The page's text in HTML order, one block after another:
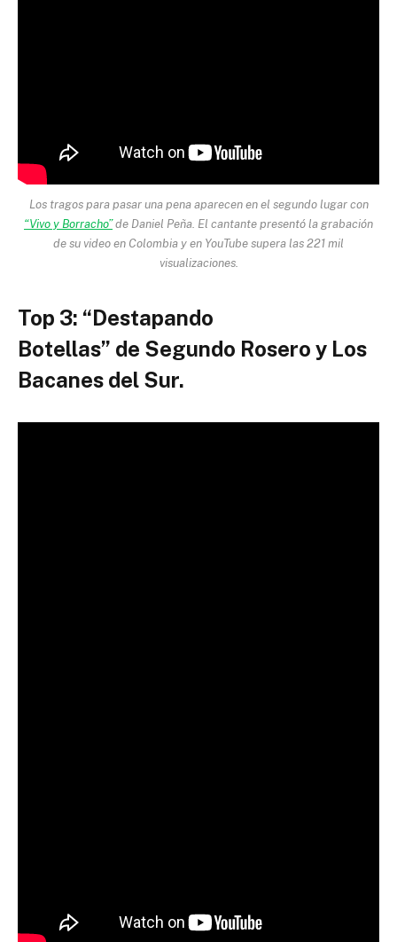
Los tragos para pasar una pena aparecen en el segundo lugar con
“Vivo y Borracho”de Daniel Peña. El cantante presentó la grabación
de su video en Colombia y en YouTube supera las 221 mil
visualizaciones.
Top 3: “Destapando
Botellas” de Segundo Rosero y Los
Bacanes del Sur.